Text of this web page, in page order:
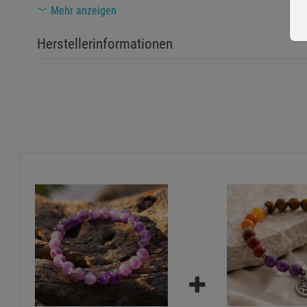
Schmuckstück enthält kleine Teile – nicht geeignet für
Mehr anzeigen
Herstellerinformationen